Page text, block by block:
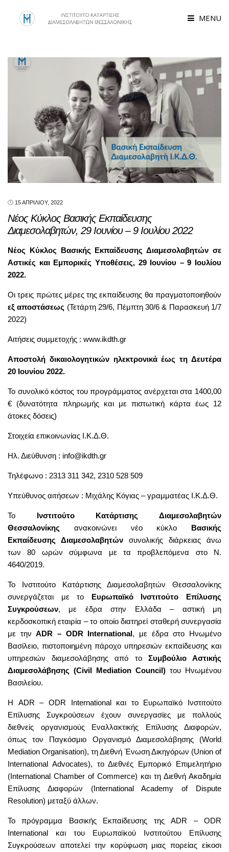
MENU
15 ΑΠΡΙΛΊΟΥ, 2022
Νέος Κύκλος Βασικής Εκπαίδευσης
Διαμεσολαβητών, 29 Ιουνίου – 9 Ιουλίου 2022
Νέος Κύκλος Βασικής Εκπαίδευσης Διαμεσολαβητών σε
Αστικές και Εμπορικές Υποθέσεις, 29 Ιουνίου – 9 Ιουλίου
2022.
Οι τρεις πρώτες μέρες της εκπαίδευσης θα πραγματοποιηθούν
εξ αποστάσεως (Τετάρτη 29/6, Πέμπτη 30/6 & Παρασκευή 1/7
2022)
Αιτήσεις συμμετοχής : www.ikdth.gr
Αποστολή δικαιολογητικών ηλεκτρονικά έως τη Δευτέρα
20 Ιουνίου 2022.
Το συνολικό κόστος του προγράμματος ανέρχεται στα 1400,00
€ (δυνατότητα πληρωμής και με πιστωτική κάρτα έως 12
άτοκες δόσεις)
Στοιχεία επικοινωνίας Ι.Κ.Δ.Θ.
Ηλ. Διεύθυνση : info@ikdth.gr
Τηλέφωνο : 2313 311 342, 2310 528 509
Υπεύθυνος αιτήσεων : Μιχάλης Κόγιας – γραμματέας Ι.Κ.Δ.Θ.
Το Ινστιτούτο Κατάρτισης Διαμεσολαβητών
Θεσσαλονίκης ανακοινώνει νέο κύκλο Βασικής
Εκπαίδευσης Διαμεσολαβητών συνολικής διάρκειας άνω
των 80 ωρών σύμφωνα με τα προβλεπόμενα στο Ν.
4640/2019.
Το Ινστιτούτο Κατάρτισης Διαμεσολαβητών Θεσσαλονίκης
συνεργάζεται με το Ευρωπαϊκό Ινστιτούτο Επίλυσης
Συγκρούσεων, με έδρα στην Ελλάδα – αστική μη
κερδοσκοπική εταιρία – το οποίο διατηρεί σταθερή συνεργασία
με τηνADR – ODR International, με έδρα στο Ηνωμένο
Βασίλειο, πιστοποιημένη πάροχο υπηρεσιών εκπαίδευσης και
υπηρεσιών διαμεσολάβησης από το Συμβούλιο Αστικής
Διαμεσολάβησης (Civil Mediation Council) του Ηνωμένου
Βασιλείου.
Η ADR – ODR International και το Ευρωπαϊκό Ινστιτούτο
Επίλυσης Συγκρούσεων έχουν συνεργασίες με πολλούς
διεθνείς οργανισμούς Εναλλακτικής Επίλυσης Διαφορών,
όπως τον Παγκόσμιο Οργανισμό Διαμεσολάβησης (World
Mediation Organisation), τη Διεθνή Ένωση Δικηγόρων (Union of
International Advocates), το Διεθνές Εμπορικό Επιμελητήριο
(International Chamber of Commerce) και τη Διεθνή Ακαδημία
Επίλυσης Διαφορών (International Academy of Dispute
Resolution) μεταξύ άλλων.
Το πρόγραμμα Βασικής Εκπαίδευσης της ADR – ODR
International και του Ευρωπαϊκού Ινστιτούτου Επίλυσης
Συγκρούσεων αποτελεί την κορύφωση μιας πορείας είκοσι